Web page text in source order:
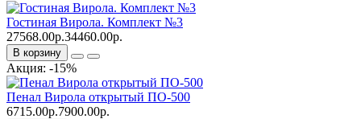
Гостиная Вирола. Комплект №3
27568.00р.34460.00р.
В корзину
Акция: -15%
Пенал Вирола открытый ПО-500
6715.00р.7900.00р.